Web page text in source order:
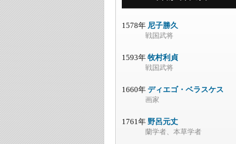
1578年 尼子勝久
戦国武将
1593年 牧村利貞
戦国武将
1660年 ディエゴ・ベラスケス
画家
1761年 野呂元丈
蘭学者、本草学者